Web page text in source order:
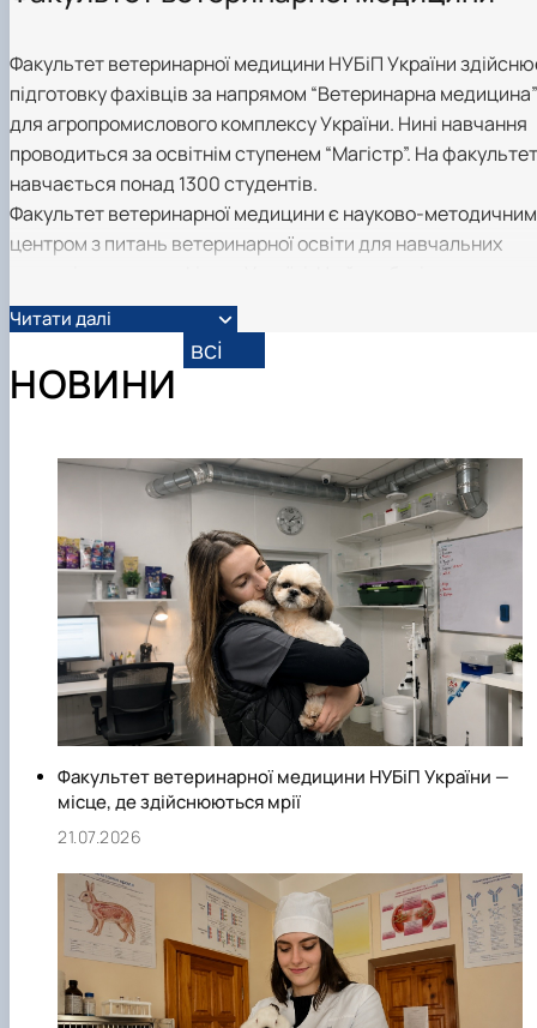
НОВИНИ
факультетом ветеринарної медицини …
Вступ 2022 рік
Вступ 2020 рік
Вступ 2019 рік
Вступ 2018 рік
Факультет ветеринарної медицини НУБіП України
підготовку фахівців за напрямом “Ветеринарна медицина”
для агропромислового комплексу України. Нині навчання
проводиться за освітнім ступенем “Магістр”. На
навчається понад 1300 студентів.
Факультет ветеринарної медицини є науково-методичним
центром з питань ветеринарної освіти для навчальних
проходять засідання Навчально-методичної комісії
Мінагрополітики України зі спеціальності “Ветеринарна
медицина”, наукові та науково-практичні конференції,
симпозіуми, зустрічі національного та міжнародного
Основна мета діяльності. Підготовка
висококваліфікованих, конкурентоспроможних лікарів
ветеринарної медицини за світовими стандартами;
професійне управління здоров'ям стада та якістю і
безпекою продукції тваринництва в період її виробництва,
транспортування, перероблення, зберігання і реалізації;
розробка та впровадження в практику інноваційних
методів діагностики та профілактики хвороб та лікування
тварин.
Читати далі
НОВИНИ
всі
Факультет ветеринарної медицини НУБіП України —
місце, де здійснюються мрії
21.07.2026